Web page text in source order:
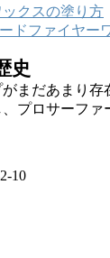
クスの塗り方
ドファイヤー
史
まだあまり
プロサーフ
10